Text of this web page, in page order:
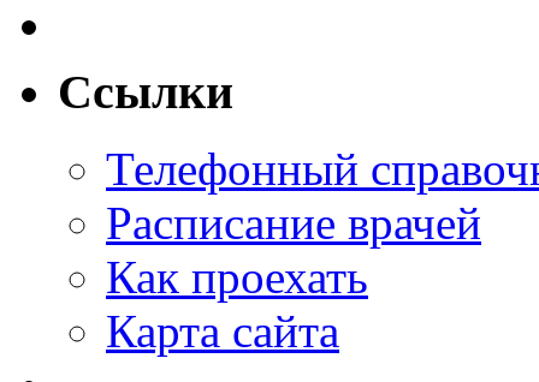
Ссылки
Телефонный
Расписание врачей
Как проехать
Карта сайта